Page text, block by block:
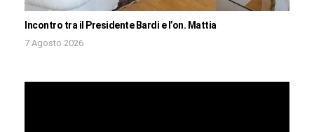
Incontro tra il Presidente Bardi e l’on. Mattia
7 Agosto 2026